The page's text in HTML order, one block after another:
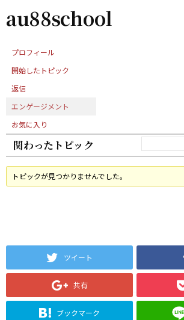
ム
au88school
プロフィール
開始したトピック
返信
エンゲージメント
お気に入り
関わったトピック
トピックが見つかりませんでした。
ツイート
共有
ブックマーク